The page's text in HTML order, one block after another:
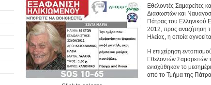
Εθελοντές Σαμαρείτες
Διασωστών και
Πάτρας του Ελληνικού
2012, προς αναζήτηση
Ηλείας, η οποία
Η επιχείρηση
Εθελοντών Σαμαρειτών
ενισχύθηκαν το
από το Τμήμα της